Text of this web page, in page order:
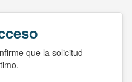
que la solicitud